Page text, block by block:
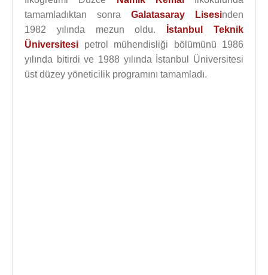
tamamladıktan sonra Galatasaray Lisesinden
1982 yılında mezun oldu.
İstanbul Teknik
Üniversitesi petrol mühendisliği bölümünü 1986
yılında bitirdi ve 1988 yılında İstanbul Üniversitesi
üst düzey yöneticilik programını tamamladı.